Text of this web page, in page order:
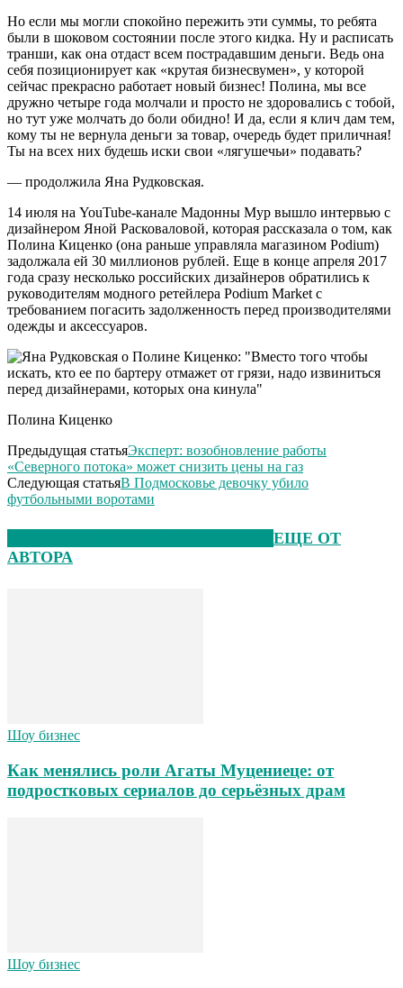
Но если мы могли спокойно пережить эти суммы, то ребята
были в шоковом состоянии после этого кидка. Ну и расписать
транши, как она отдаст всем пострадавшим деньги. Ведь она
себя позиционирует как «крутая бизнесвумен», у которой
сейчас прекрасно работает новый бизнес! Полина, мы все
дружно четыре года молчали и просто не здоровались с тобой,
но тут уже молчать до боли обидно! И да, если я клич дам тем,
кому ты не вернула деньги за товар, очередь будет приличная!
Ты на всех них будешь иски свои «лягушечьи» подавать?
— продолжила Яна Рудковская.
14 июля на YouTube-канале Мадонны Мур вышло интервью с
дизайнером Яной Расковаловой, которая рассказала о том, как
Полина Киценко (она раньше управляла магазином Podium)
задолжала ей 30 миллионов рублей. Еще в конце апреля 2017
года сразу несколько российских дизайнеров обратились к
руководителям модного ретейлера Podium Market с
требованием погасить задолженность перед производителями
одежды и аксессуаров.
Полина Киценко
Предыдущая статьяЭксперт: возобновление работы
«Северного потока» может снизить цены на газ
Следующая статьяВ Подмосковье девочку убило
футбольными воротами
ЕЩЕ ОТ
АВТОРА
Шоу бизнес
Как менялись роли Агаты Муцениеце: от
подростковых сериалов до серьёзных драм
Шоу бизнес